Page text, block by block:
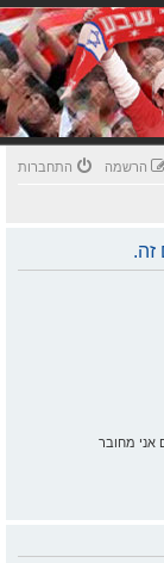
התחברות הרשמה
זה.
מחובר